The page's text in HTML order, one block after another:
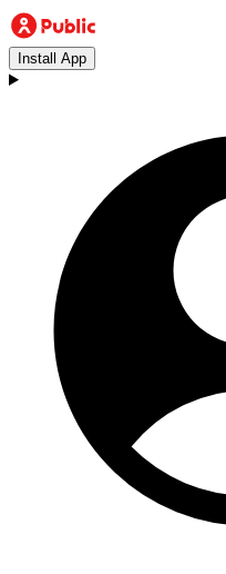
Install App